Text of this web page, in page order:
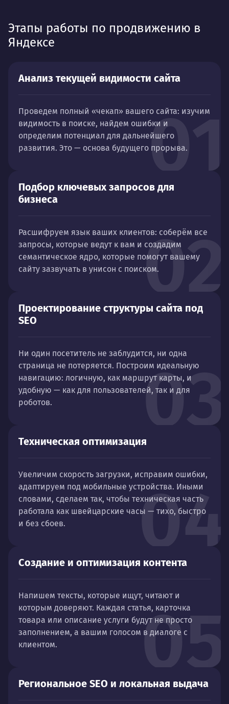
Этапы работы по продвижению в
Яндексе
01
Анализ текущей видимости сайта
Проведем полный «чекап» вашего сайта: изучим
видимость в поиске, найдем ошибки и
определим потенциал для дальнейшего
развития. Это — основа будущего прорыва.
02
Подбор ключевых запросов для
бизнеса
Расшифруем язык ваших клиентов: соберём все
запросы, которые ведут к вам и создадим
семантическое ядро, которые помогут вашему
сайту зазвучать в унисон с поиском.
03
Проектирование структуры сайта под
SEO
Ни один посетитель не заблудится, ни одна
страница не потеряется. Построим идеальную
навигацию: логичную, как маршрут карты, и
удобную — как для пользователей, так и для
роботов.
04
Техническая оптимизация
Увеличим скорость загрузки, исправим ошибки,
адаптируем под мобильные устройства. Иными
словами, сделаем так, чтобы техническая часть
работала как швейцарские часы — тихо, быстро
и без сбоев.
05
Создание и оптимизация контента
Напишем тексты, которые ищут, читают и
которым доверяют. Каждая статья, карточка
товара или описание услуги будут не просто
заполнением, а вашим голосом в диалоге с
клиентом.
Региональное SEO и локальная выдача